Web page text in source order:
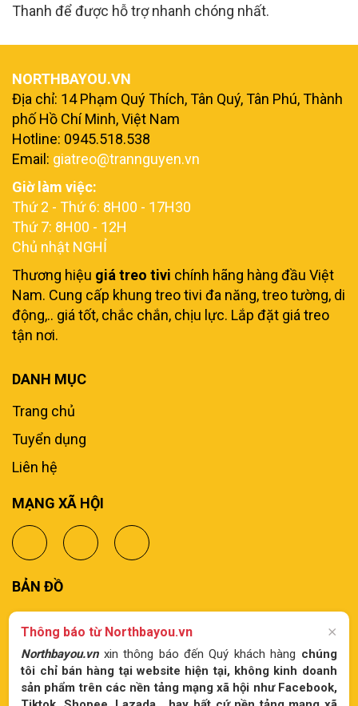
Thanh để được hỗ trợ nhanh chóng nhất.
NORTHBAYOU.VN
Địa chỉ: 14 Phạm Quý Thích, Tân Quý, Tân Phú, Thành
phố Hồ Chí Minh, Việt Nam
Hotline: 0945.518.538
Email: giatreo@trannguyen.vn
Giờ làm việc:
Thứ 2 - Thứ 6: 8H00 - 17H30
Thứ 7: 8H00 - 12H
Chủ nhật NGHỈ
Thương hiệu giá treo tivi chính hãng hàng đầu Việt
Nam. Cung cấp khung treo tivi đa năng, treo tường, di
động,.. giá tốt, chắc chắn, chịu lực. Lắp đặt giá treo
tận nơi.
DANH MỤC
Trang chủ
Tuyển dụng
Liên hệ
MẠNG XÃ HỘI
BẢN ĐỒ
⨯
Thông báo từ Northbayou.vn
Northbayou.vnxin thông báo đến Quý khách hàng chúng
tôi chỉ bán hàng tại website hiện tại, không kinh doanh
sản phẩm trên các nền tảng mạng xã hội như Facebook,